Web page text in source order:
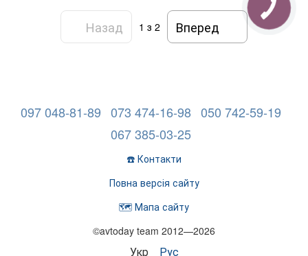
Назад 1 з 2 Вперед
097 048-81-89 073 474-16-98 050 742-59-19
067 385-03-25
☎️ Контакти
Повна версія сайту
🗺️ Мапа сайту
©avtoday team 2012—2026
Укр Рус